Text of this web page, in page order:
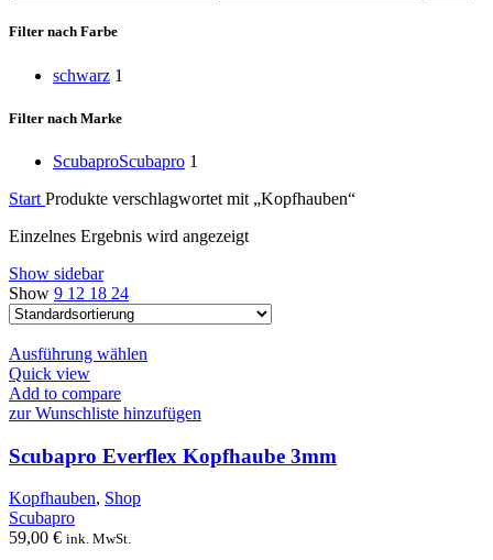
Preis
Preis
Filter nach Farbe
schwarz 1
Filter nach Marke
ScubaproScubapro 1
Start Produkte verschlagwortet mit „Kopfhauben“
Einzelnes Ergebnis wird angezeigt
Show sidebar
Show 9 12 18 24
Ausführung wählen
mehrere
auf.
Die
Quick view
Add to compare
zur Wunschliste hinzufügen
Scubapro Everflex Kopfhaube 3mm
Kopfhauben, Shop
Scubapro
59,00 € ink. MwSt.